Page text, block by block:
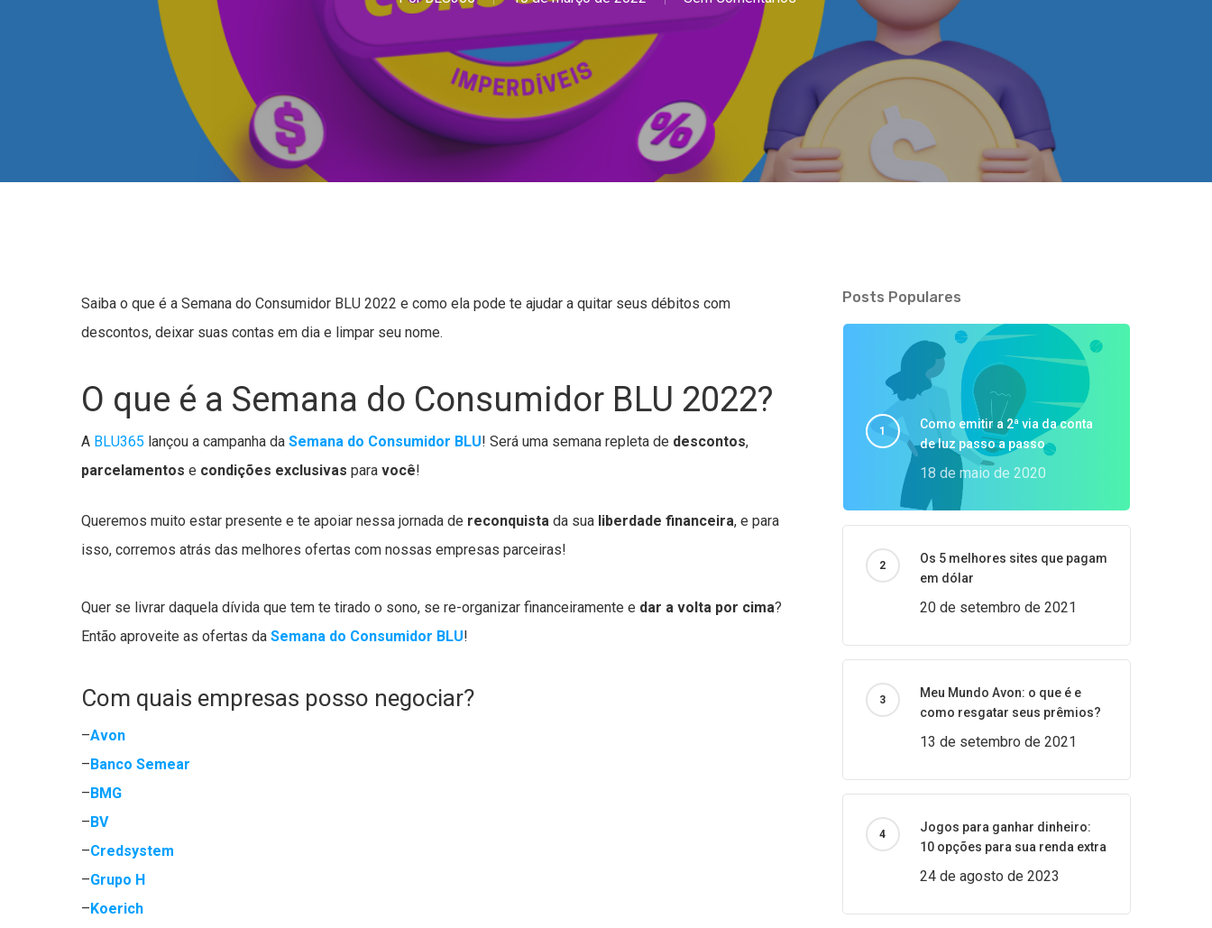
Saiba o que é a Semana do Consumidor BLU 2022 e como ela pode te ajudar a quitar seus débitos com
descontos, deixar suas contas em dia e limpar seu nome.
O que é a Semana do Consumidor BLU 2022?
A BLU365 lançou a campanha da Semana do Consumidor BLU! Será uma semana repleta de descontos,
parcelamentos e condições exclusivas para você!
Queremos muito estar presente e te apoiar nessa jornada de reconquista da sua liberdade financeira, e para
isso, corremos atrás das melhores ofertas com nossas empresas parceiras!
Quer se livrar daquela dívida que tem te tirado o sono, se re-organizar financeiramente e dar a volta por cima?
Então aproveite as ofertas da Semana do Consumidor BLU!
Com quais empresas posso negociar?
–Avon
–Banco Semear
–BMG
–BV
–Credsystem
–Grupo H
–Koerich
Posts Populares
Como emitir a 2ª via da conta
de luz passo a passo
18 de maio de 2020
Os 5 melhores sites que pagam
em dólar
20 de setembro de 2021
Meu Mundo Avon: o que é e
como resgatar seus prêmios?
13 de setembro de 2021
Jogos para ganhar dinheiro:
10 opções para sua renda extra
24 de agosto de 2023